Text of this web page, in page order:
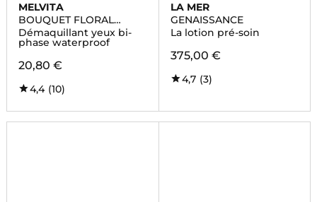
MELVITA
BOUQUET FLORAL
DETOX
Démaquillant yeux bi-
phase waterproof
20,80 €
4,4 (10)
LA MER
GENAISSANCE
La lotion pré-soin
375,00 €
4,7 (3)